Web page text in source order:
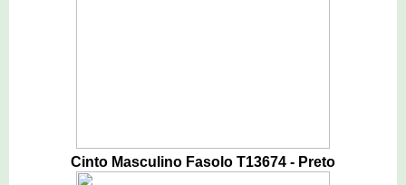
Cinto Masculino Fasolo T13674 - Preto